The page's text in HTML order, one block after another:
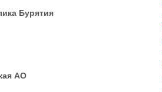
Бурятия
АО